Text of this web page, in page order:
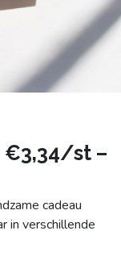
€3,34/st –
cadeau
in verschillende